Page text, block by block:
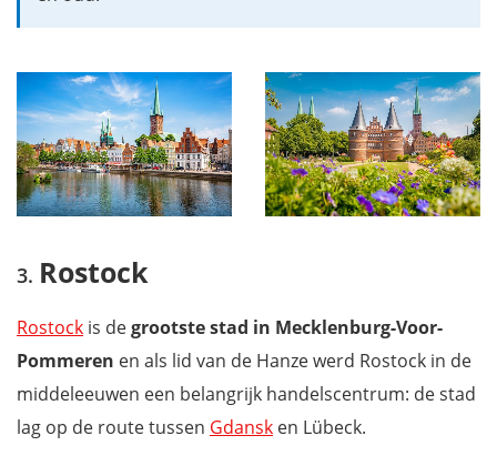
Rostock
Rostock is degrootste stad in Mecklenburg-Voor-
Pommeren en als lid van de Hanze werd Rostock in de
middeleeuwen een belangrijk handelscentrum: de stad
lag op de route tussen Gdansk en Lübeck.